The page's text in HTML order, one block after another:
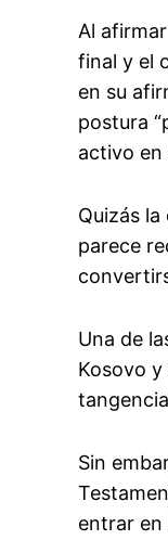
Al
final y el
en su
postura
activo en
Quizás
parece
Una de
Kosovo
Sin
entrar en